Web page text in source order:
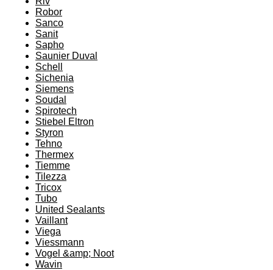
Robor
Sanco
Sanit
Sapho
Saunier Duval
Schell
Sichenia
Siemens
Soudal
Spirotech
Stiebel Eltron
Styron
Tehno
Thermex
Tiemme
Tilezza
Tricox
Tubo
United Sealants
Vaillant
Viega
Viessmann
Vogel &amp; Noot
Wavin